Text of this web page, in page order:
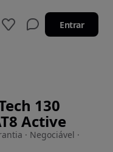
Entrar
130
Active
· Negociável ·